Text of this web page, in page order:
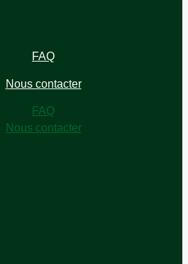
FAQ
Nous contacter
FAQ
Nous contacter